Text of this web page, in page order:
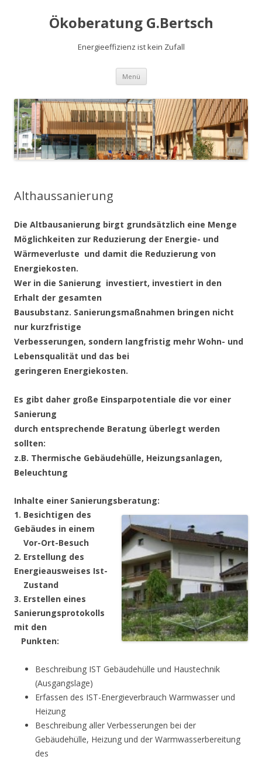
Ökoberatung G.Bertsch
Energieeffizienz ist kein Zufall
Menü Springe
Inhalt
Althaussanierung
Die Altbausanierung birgt grundsätzlich eine Menge
Möglichkeiten zur Reduzierung der Energie- und
Wärmeverluste und damit die Reduzierung von
Energiekosten.
Wer in die Sanierung investiert, investiert in den
Erhalt der gesamten
Bausubstanz. Sanierungsmaßnahmen bringen nicht
nur kurzfristige
Verbesserungen, sondern langfristig mehr Wohn- und
Lebensqualität und das bei
geringeren Energiekosten.
Es gibt daher große Einsparpotentiale die vor einer
Sanierung
durch entsprechende Beratung überlegt werden
sollten:
z.B. Thermische Gebäudehülle, Heizungsanlagen,
Beleuchtung
Inhalte einer Sanierungsberatung:
1. Besichtigen des
Gebäudes in einem
Vor-Ort-Besuch
2. Erstellung des
Energieausweises Ist-
Zustand
3. Erstellen eines
Sanierungsprotokolls
mit den
Punkten:
Beschreibung IST Gebäudehülle und Haustechnik
(Ausgangslage)
Erfassen des IST-Energieverbrauch Warmwasser und
Heizung
Beschreibung aller Verbesserungen bei der
Gebäudehülle, Heizung und der Warmwasserbereitung
des